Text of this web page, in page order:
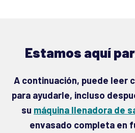
Estamos aquí
A continuación, puede leer
para ayudarle, incluso
su máquina llenadora de
envasado completa en